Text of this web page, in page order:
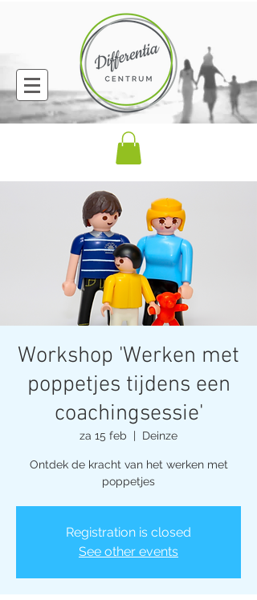
Workshop 'Werken met
poppetjes tijdens een
coachingsessie'
za 15 feb
  |
Deinze
Ontdek de kracht van het werken met
poppetjes
Registration is closed
See other events